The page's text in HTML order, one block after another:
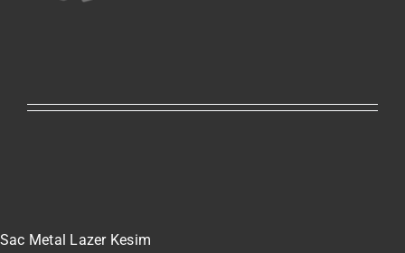
Sac Metal Lazer Kesim